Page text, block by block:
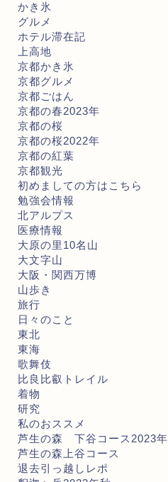
かき氷
グルメ
ホテル滞在記
上高地
京都かき氷
京都グルメ
京都ごはん
京都の春2023年
京都の桜
京都の桜2022年
京都の紅葉
京都観光
初めましての方はこちら
勉強会情報
北アルプス
医療情報
大原の里10名山
大文字山
大阪・関西万博
山歩き
旅行
日々のこと
東北
東海
歌舞伎
比良比叡トレイル
着物
研究
私のおススメ
芦生の森 下谷コース2023年
芦生の森上谷コース
退去引っ越しレポ